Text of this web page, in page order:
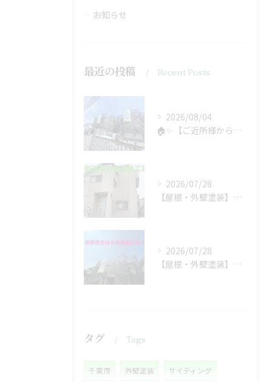
お知らせ
最近の投稿 Recent Posts
2026/08/04
🏠✨【ご近所様からのご紹介で、工事スタート！】✨🏠
2026/07/28
【屋根・外壁塗装】工事着工しました❗️
2026/07/28
【屋根・外壁塗装】着工しました❗️
タグ Tags
千葉市 外壁塗装 サイディング